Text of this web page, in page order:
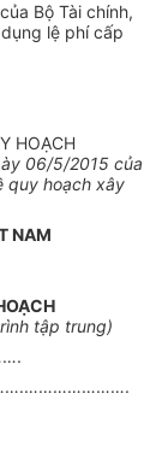
Bộ Tài chính,
lệ phí cấp
HOẠCH
06/5/2015 của
quy hoạch xây
NAM
tập trung)